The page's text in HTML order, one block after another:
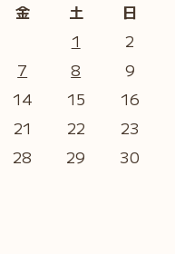
金 土 日
1
2
7 8
9
14 15
16
21 22
23
28 29
30